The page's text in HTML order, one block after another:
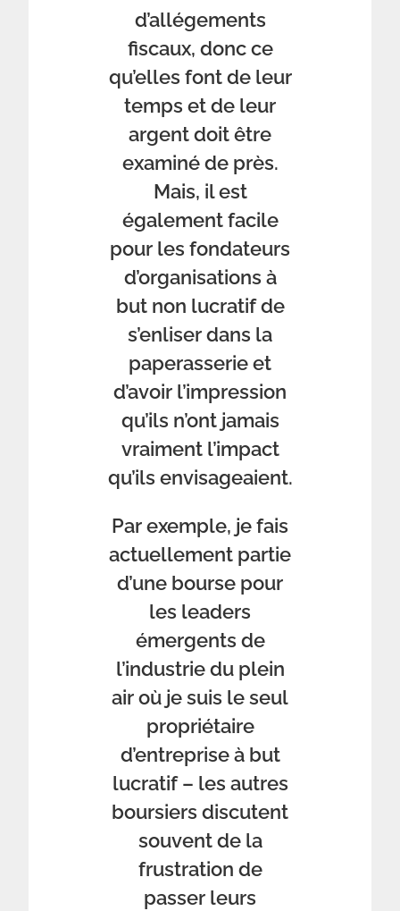
d’allégements
fiscaux, donc ce
qu’elles font de leur
temps et de leur
argent doit être
examiné de près.
Mais, il est
également facile
pour les fondateurs
d’organisations à
but non lucratif de
s’enliser dans la
paperasserie et
d’avoir l’impression
qu’ils n’ont jamais
vraiment l’impact
qu’ils envisageaient.
Par exemple, je fais
actuellement partie
d’une bourse pour
les leaders
émergents de
l’industrie du plein
air où je suis le seul
propriétaire
d’entreprise à but
lucratif – les autres
boursiers discutent
souvent de la
frustration de
passer leurs